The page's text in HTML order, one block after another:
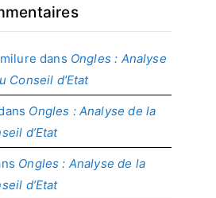
dans Ongles : Analyse
Conseil d’Etat
Ongles : Analyse de la
d’Etat
Ongles : Analyse de la
d’Etat